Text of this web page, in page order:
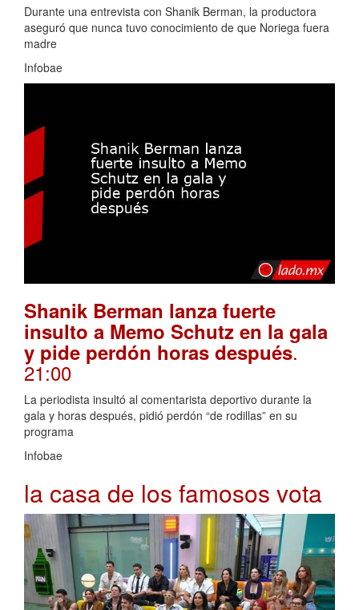
Durante una entrevista con Shanik Berman, la productora
aseguró que nunca tuvo conocimiento de que Noriega fuera
madre
Infobae
Shanik Berman lanza fuerte
insulto a Memo Schutz en la gala
y pide perdón horas después.
21:00
La periodista insultó al comentarista deportivo durante la
gala y horas después, pidió perdón “de rodillas” en su
programa
Infobae
la casa de los famosos vota